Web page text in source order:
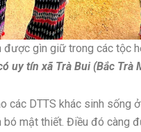
gìn giữ trong các tộc
uy tín xã Trà Bui (Bắc Trà
các DTTS khác sinh sống
bó mật thiết. Điều đó càng